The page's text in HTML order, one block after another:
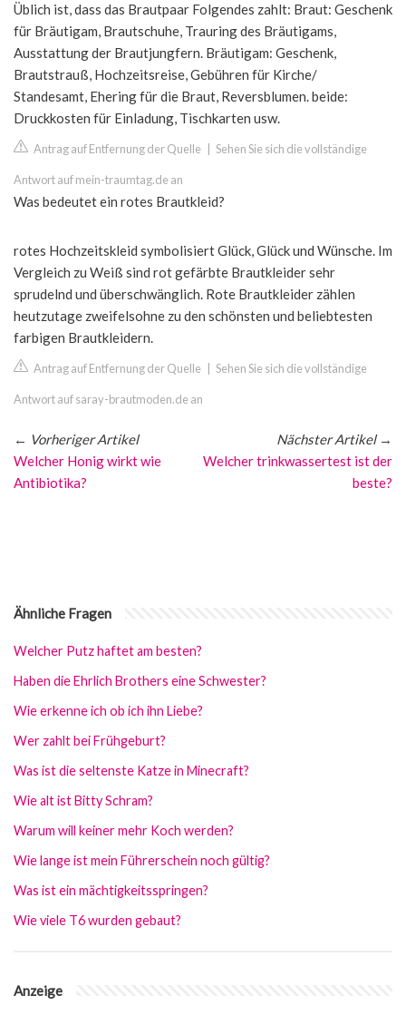
Üblich ist, dass das Brautpaar Folgendes zahlt: Braut: Geschenk
für Bräutigam, Brautschuhe, Trauring des Bräutigams,
Ausstattung der Brautjungfern. Bräutigam: Geschenk,
Brautstrauß, Hochzeitsreise, Gebühren für Kirche/
Standesamt, Ehering für die Braut, Reversblumen. beide:
Druckkosten für Einladung, Tischkarten usw.
Antrag auf Entfernung der Quelle Sehen Sie sich die vollständige
Antwort auf mein-traumtag.de an
Was bedeutet ein rotes Brautkleid?
rotes Hochzeitskleid symbolisiert Glück, Glück und Wünsche. Im
Vergleich zu Weiß sind rot gefärbte Brautkleider sehr
sprudelnd und überschwänglich. Rote Brautkleider zählen
heutzutage zweifelsohne zu den schönsten und beliebtesten
farbigen Brautkleidern.
Antrag auf Entfernung der Quelle Sehen Sie sich die vollständige
Antwort auf saray-brautmoden.de an
← Vorheriger Artikel
Welcher Honig wirkt wie
Antibiotika?
Nächster Artikel→
Welcher trinkwassertest ist der
beste?
Ähnliche Fragen
Welcher Putz haftet am besten?
Haben die Ehrlich Brothers eine Schwester?
Wie erkenne ich ob ich ihn Liebe?
Wer zahlt bei Frühgeburt?
Was ist die seltenste Katze in Minecraft?
Wie alt ist Bitty Schram?
Warum will keiner mehr Koch werden?
Wie lange ist mein Führerschein noch gültig?
Was ist ein mächtigkeitsspringen?
Wie viele T6 wurden gebaut?
Anzeige